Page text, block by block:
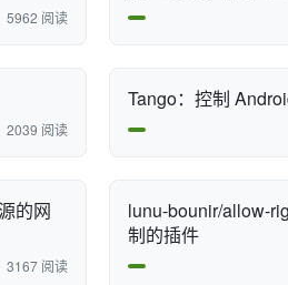
5962 阅读
2039 阅读
Tango：控制
的网
3167 阅读
lunu-bounir/allow-
制的插件